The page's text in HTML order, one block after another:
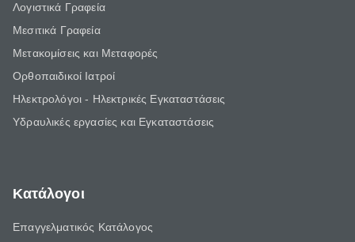
Λογιστικά Γραφεία
Μεσιτικά Γραφεία
Μετακομίσεις και Μεταφορές
Ορθοπαιδικοί Ιατροί
Ηλεκτρολόγοι - Ηλεκτρικές Εγκαταστάσεις
Υδραυλικές εργασίες και Εγκαταστάσεις
Κατάλογοι
Επαγγελματικός Κατάλογος